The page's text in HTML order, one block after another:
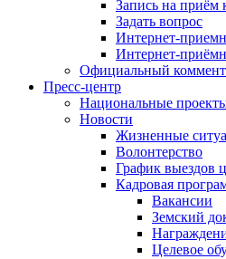
Запись на приём
Задать вопрос
Интернет-
Интернет-
Официальный
Пресс-центр
Национальные
Новости
Жизненные
Волонтерство
График выездов
Кадровая
Вакансии
Земский
Целевое